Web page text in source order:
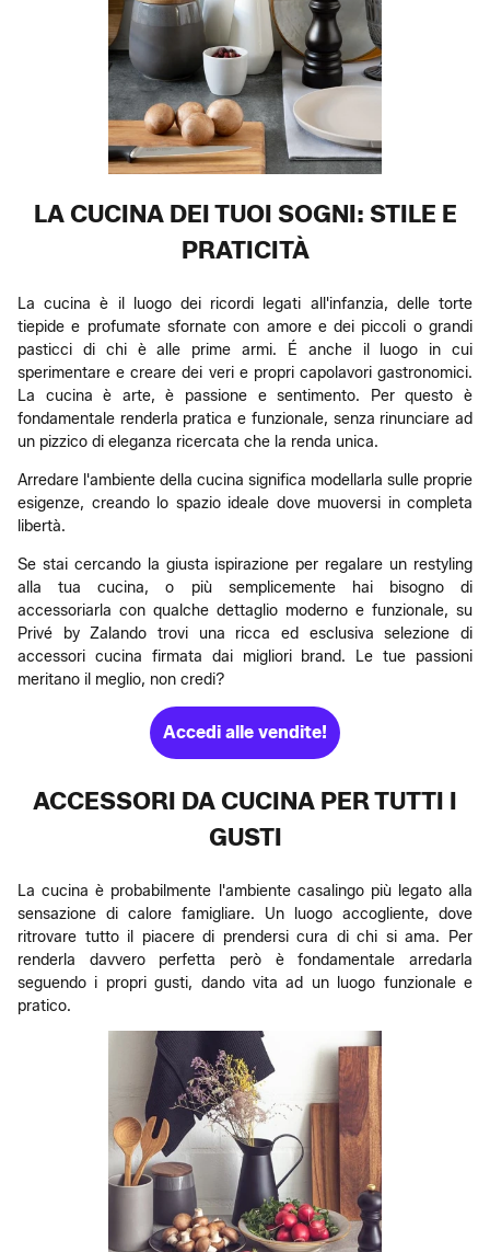
LA CUCINA DEI TUOI SOGNI: STILE E
PRATICITÀ
La cucina è il luogo dei ricordi legati all'infanzia, delle torte
tiepide e profumate sfornate con amore e dei piccoli o grandi
pasticci di chi è alle prime armi. É anche il luogo in cui
sperimentare e creare dei veri e propri capolavori gastronomici.
La cucina è arte, è passione e sentimento. Per questo è
fondamentale renderla pratica e funzionale, senza rinunciare ad
un pizzico di eleganza ricercata che la renda unica.
Arredare l'ambiente della cucina significa modellarla sulle proprie
esigenze, creando lo spazio ideale dove muoversi in completa
libertà.
Se stai cercando la giusta ispirazione per regalare un restyling
alla tua cucina, o più semplicemente hai bisogno di
accessoriarla con qualche dettaglio moderno e funzionale, su
Privé by Zalando trovi una ricca ed esclusiva selezione di
accessori cucina firmata dai migliori brand. Le tue passioni
meritano il meglio, non credi?
Accedi alle vendite!
ACCESSORI DA CUCINA PER TUTTI I
GUSTI
La cucina è probabilmente l'ambiente casalingo più legato alla
sensazione di calore famigliare. Un luogo accogliente, dove
ritrovare tutto il piacere di prendersi cura di chi si ama. Per
renderla davvero perfetta però è fondamentale arredarla
seguendo i propri gusti, dando vita ad un luogo funzionale e
pratico.